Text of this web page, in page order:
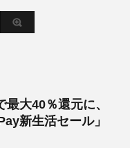
大40％還元に、
新生活セール」